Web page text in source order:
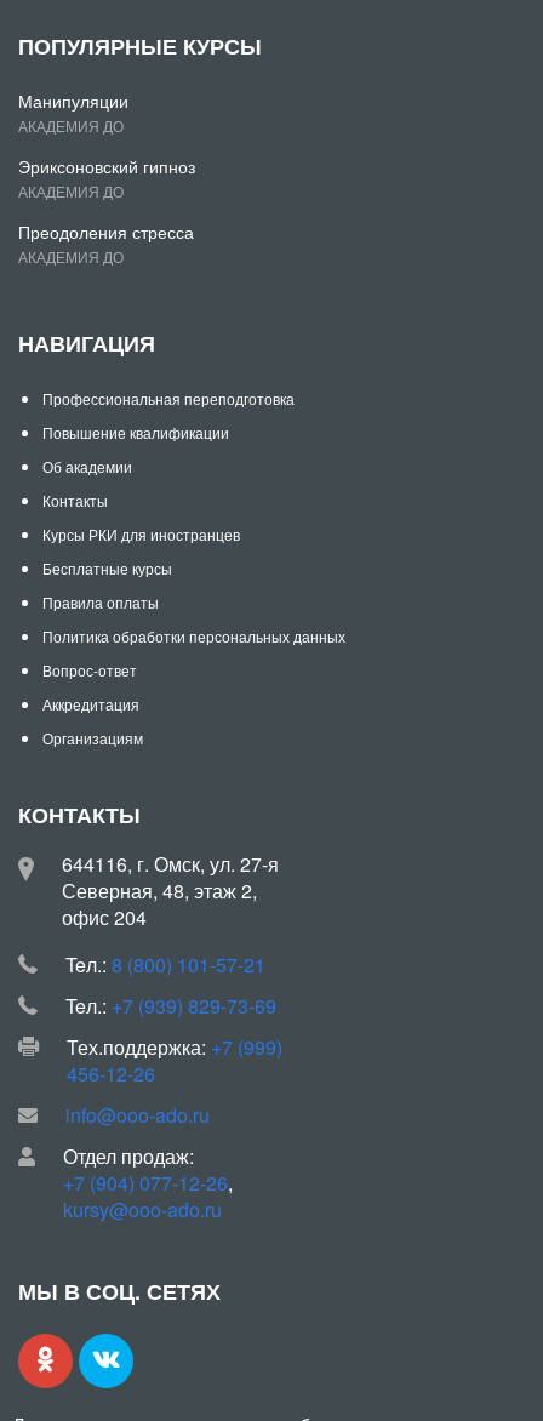
ПОПУЛЯРНЫЕ КУРСЫ
Манипуляции
АКАДЕМИЯ ДО
Эриксоновский гипноз
АКАДЕМИЯ ДО
Преодоления стресса
АКАДЕМИЯ ДО
НАВИГАЦИЯ
Профессиональная переподготовка
Повышение квалификации
Об академии
Контакты
Курсы РКИ для иностранцев
Бесплатные курсы
Правила оплаты
Политика обработки персональных данных
Вопрос-ответ
Аккредитация
Организациям
КОНТАКТЫ
644116, г. Омск, ул. 27-я
Северная, 48, этаж 2,
офис 204
Teл.: 8 (800) 101-57-21
Teл.: +7 (939) 829-73-69
Тех.поддержка: +7 (999)
456-12-26
info@ooo-ado.ru
Отдел продаж:
+7 (904) 077-12-26,
kursy@ooo-ado.ru
МЫ В СОЦ. СЕТЯХ